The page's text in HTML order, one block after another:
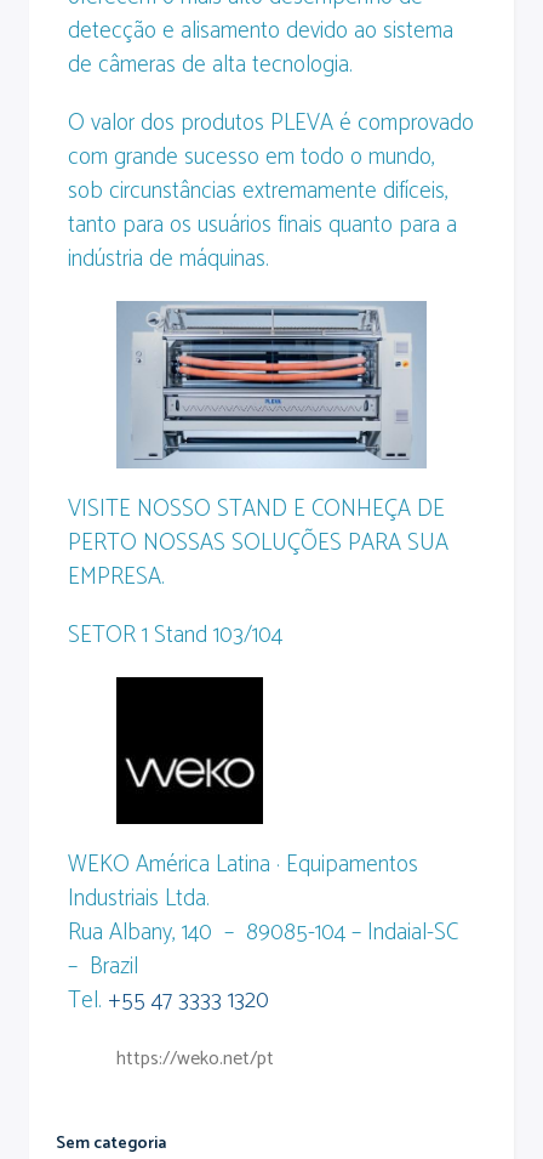
detecção e alisamento devido ao sistema
de câmeras de alta tecnologia.
O valor dos produtos PLEVA é comprovado
com grande sucesso em todo o mundo,
sob circunstâncias extremamente difíceis,
tanto para os usuários finais quanto para a
indústria de máquinas.
VISITE NOSSO STAND E CONHEÇA DE
PERTO NOSSAS SOLUÇÕES PARA SUA
EMPRESA.
SETOR 1 Stand 103/104
WEKO América Latina · Equipamentos
Industriais Ltda.
Rua Albany, 140 – 89085-104 – Indaial-SC
– Brazil
Tel. +55 47 3333 1320
https://weko.net/pt
Sem categoria